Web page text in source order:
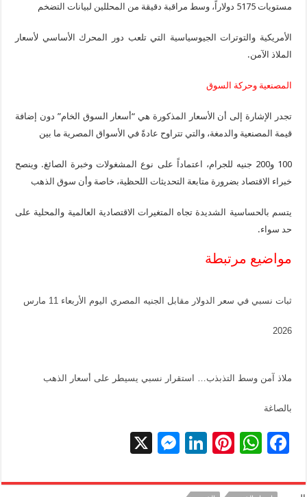
مستويات 5175 دولاراً، وسط مراقبة دقيقة من المحللين لبيانات التضخم
الأمريكية والتوترات الجيوسياسية التي تلعب دور المحرك الأساسي لأسعار
الملاذ الآمن.
المصنعية وحركة السوق
تجدر الإشارة إلى أن الأسعار المذكورة هي “أسعار السوق الخام” دون إضافة
قيمة المصنعية والدمغة، والتي تتراوح عادةً في الأسواق المصرية ما بين
100 و200 جنيه للجرام، اعتماداً على نوع المشغولات وخبرة الصائغ. وينصح
خبراء الاقتصاد بضرورة متابعة التحديثات اللحظية، خاصة وأن سوق الذهب
يتسم بالحساسية الشديدة تجاه المتغيرات الاقتصادية العالمية والمحلية على
حد سواء.
مواضيع مرتبطة
ثبات نسبي في سعر الدولار مقابل الجنيه المصري اليوم الأربعاء 11 مارس
2026
ملاذ آمن وسط التذبذب… استقرار نسبي يسيطر على أسعار الذهب
بالصاغة
F
e
W
at
Pi
er
Li
k
M
se